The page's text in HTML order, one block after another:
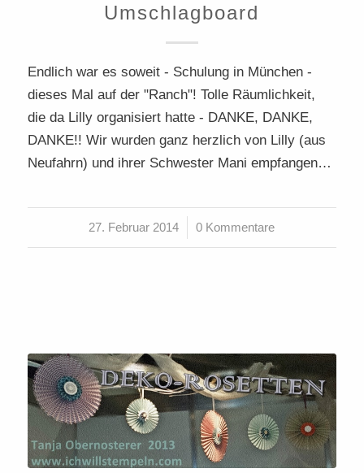
Umschlagboard
Endlich war es soweit - Schulung in München -
dieses Mal auf der "Ranch"! Tolle Räumlichkeit,
die da Lilly organisiert hatte - DANKE, DANKE,
DANKE!! Wir wurden ganz herzlich von Lilly (aus
Neufahrn) und ihrer Schwester Mani empfangen…
27. Februar 2014
/ 0 Kommentare